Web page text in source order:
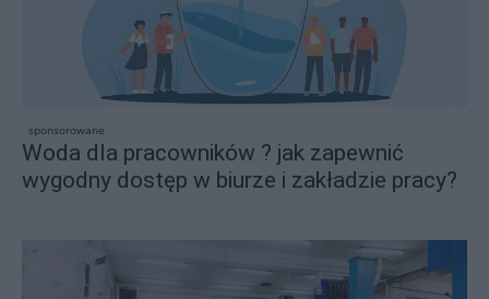
sponsorowane
Woda dla pracowników ? jak zapewnić
wygodny dostęp w biurze i zakładzie pracy?